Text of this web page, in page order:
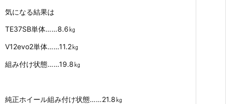
気になる結果は
TE37SB単体……8.6㎏
V12evo2単体……11.2㎏
組み付け状態……19.8㎏
純正ホイール組み付け状態……21.8㎏